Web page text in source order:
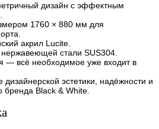
дизайн с эффектным
1760 × 880 мм для
акрил Lucite.
стали SUS304.
— всё необходимое уже входит в
эстетики, надёжности и
бренда Black & White.